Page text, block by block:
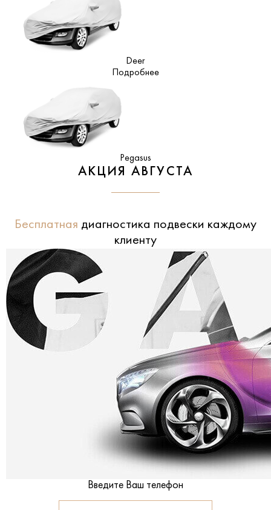
Deer
Подробнее
Pegasus
АКЦИЯ АВГУСТА
Бесплатная диагностика подвески каждому
клиенту
Введите Ваш телефон